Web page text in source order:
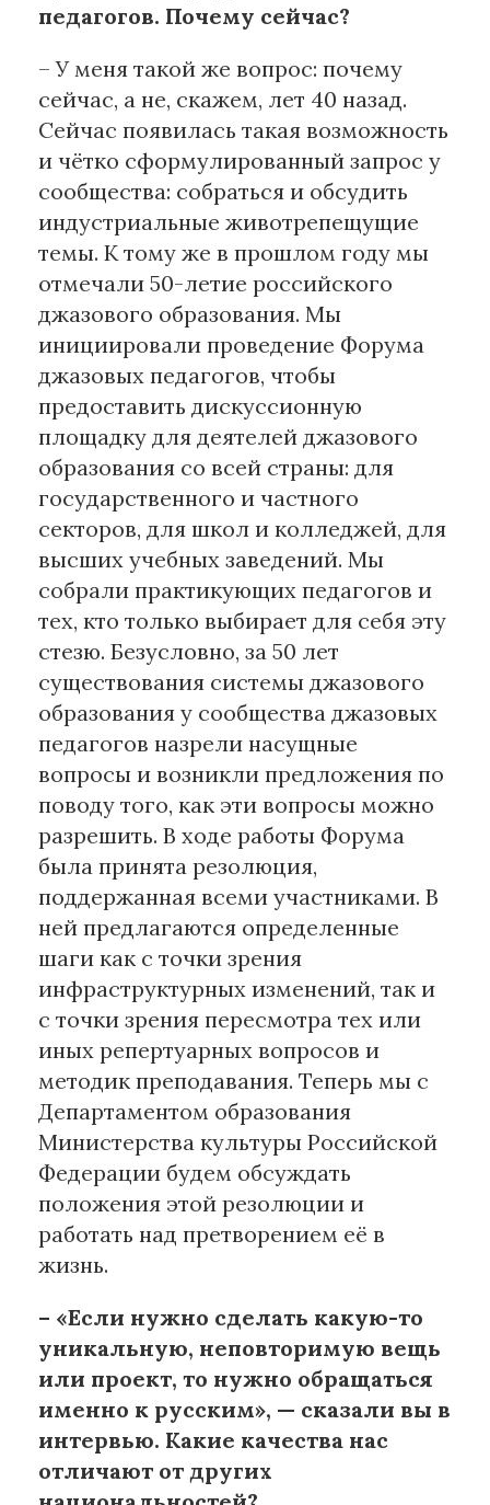
педагогов. Почему сейчас?
– У меня такой же вопрос: почему
сейчас, а не, скажем, лет 40 назад.
Сейчас появилась такая возможность
и чётко сформулированный запрос у
сообщества: собраться и обсудить
индустриальные животрепещущие
темы. К тому же в прошлом году мы
отмечали 50-летие российского
джазового образования. Мы
инициировали проведение Форума
джазовых педагогов, чтобы
предоставить дискуссионную
площадку для деятелей джазового
образования со всей страны: для
государственного и частного
секторов, для школ и колледжей, для
высших учебных заведений. Мы
собрали практикующих педагогов и
тех, кто только выбирает для себя эту
стезю. Безусловно, за 50 лет
существования системы джазового
образования у сообщества джазовых
педагогов назрели насущные
вопросы и возникли предложения по
поводу того, как эти вопросы можно
разрешить. В ходе работы Форума
была принята резолюция,
поддержанная всеми участниками. В
ней предлагаются определенные
шаги как с точки зрения
инфраструктурных изменений, так и
с точки зрения пересмотра тех или
иных репертуарных вопросов и
методик преподавания. Теперь мы с
Департаментом образования
Министерства культуры Российской
Федерации будем обсуждать
положения этой резолюции и
работать над претворением её в
жизнь.
– «Если нужно сделать какую-то
уникальную, неповторимую вещь
или проект, то нужно обращаться
именно к русским», — сказали вы в
интервью. Какие качества нас
отличают от других